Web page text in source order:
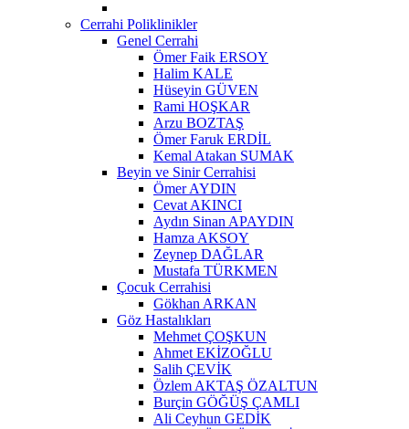
Cerrahi Poliklinikler
Genel Cerrahi
Ömer Faik ERSOY
Halim KALE
Hüseyin GÜVEN
Rami HOŞKAR
Arzu BOZTAŞ
Ömer Faruk ERDİL
Kemal Atakan SUMAK
Beyin ve Sinir Cerrahisi
Ömer AYDIN
Cevat AKINCI
Aydın Sinan APAYDIN
Hamza AKSOY
Zeynep DAĞLAR
Mustafa TÜRKMEN
Çocuk Cerrahisi
Gökhan ARKAN
Göz Hastalıkları
Mehmet ÇOŞKUN
Ahmet EKİZOĞLU
Salih ÇEVİK
Özlem AKTAŞ ÖZALTUN
Burçin GÖĞÜŞ ÇAMLI
Ali Ceyhun GEDİK